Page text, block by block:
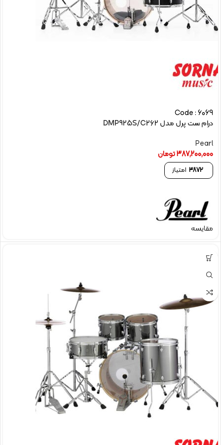
Code : 6069
درام ست پرل مدل DMP925S/C262
Pearl
387,200,000تومان
3872 امتیاز
مقایسه